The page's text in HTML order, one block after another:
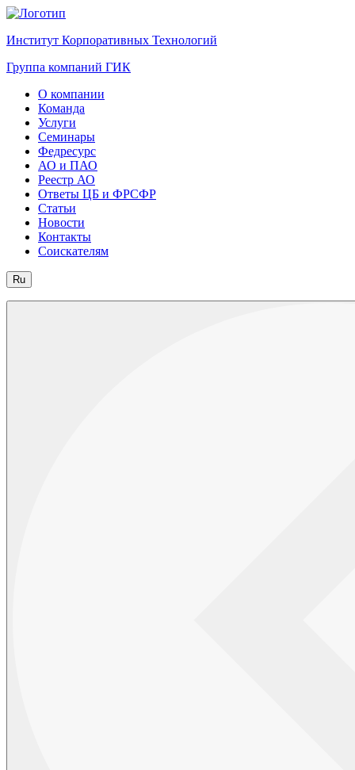
Институт Корпоративных Технологий
Группа компаний ГИК
О компании
Команда
Услуги
Семинары
Федресурс
АО и ПАО
Реестр АО
Ответы ЦБ и ФРСФР
Статьи
Новости
Контакты
Соискателям
Ru